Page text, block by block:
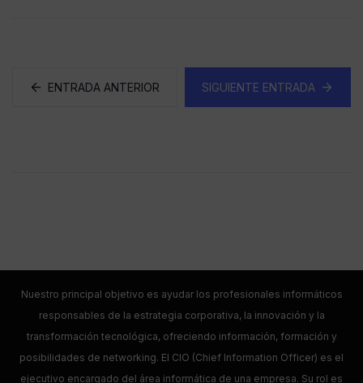
ENTRADA ANTERIOR SIGUIENTE ENTRADA
Nuestro principal objetivo es ayudar los profesionales informáticos
responsables de la estrategia corporativa, la innovación y la
transformación tecnológica, ofreciendo información, formación y
posibilidades de networking. El CIO (Chief Information Officer) es el
ejecutivo encargado del área informática de una empresa. Su rol es